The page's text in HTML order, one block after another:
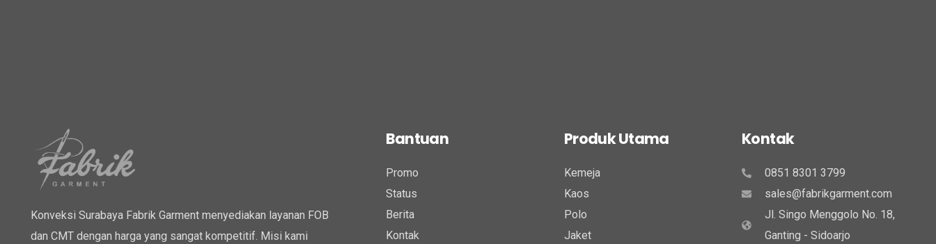
Konveksi Surabaya Fabrik Garment menyediakan layanan FOB
dan CMT dengan harga yang sangat kompetitif. Misi kami
Bantuan
Promo
Status
Berita
Kontak
Produk Utama
Kemeja
Kaos
Polo
Jaket
Kontak
0851 8301 3799
sales@fabrikgarment.com
Jl. Singo Menggolo No. 18,
Ganting - Sidoarjo